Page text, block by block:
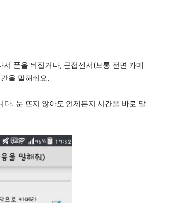
폰을 뒤집거나, 근접센서(보통 전면 카메
을 말해줘요.
. 눈 뜨지 않아도 언제든지 시간을 바로 말